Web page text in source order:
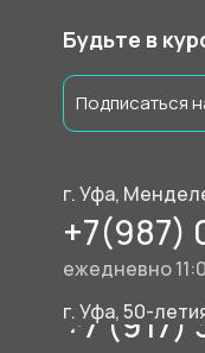
Будьте в
г. Уфа,
+7(987)
г. Уфа, 50-
+7
Подписаться
ежедневно